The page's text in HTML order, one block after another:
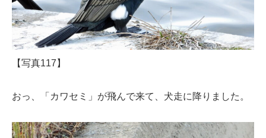
【写真117】
おっ、「カワセミ」が飛んで来て、犬走に降りました。